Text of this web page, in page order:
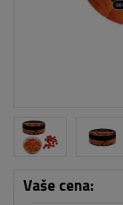
Vaše cena: